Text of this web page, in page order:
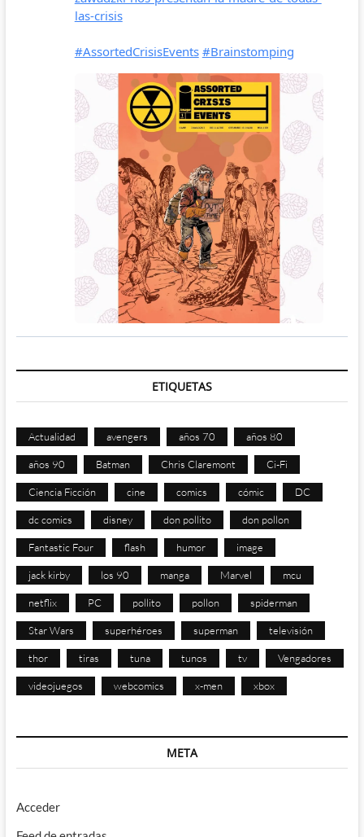
ETIQUETAS
Actualidad avengers años 70 años 80
años 90 Batman Chris Claremont Ci-Fi
Ciencia Ficción cine comics cómic DC
dc comics disney don pollito don pollon
Fantastic Four flash humor image
jack kirby los 90 manga Marvel mcu
netflix PC pollito pollon spiderman
Star Wars superhéroes superman televisión
thor tiras tuna tunos tv Vengadores
videojuegos webcomics x-men xbox
META
Acceder